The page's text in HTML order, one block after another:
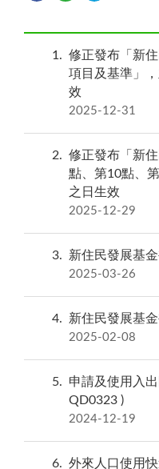
1
修正發布「新
項目及基準」
效
2025-12-31
2
修正發布「新
點、第10點、
之日生效
2025-12-29
3 新住民發展基
2025-03-26
4 新住民發展基
2025-02-08
5
申請及使用入
QD0323 )
2024-12-19
6 外來人口使用